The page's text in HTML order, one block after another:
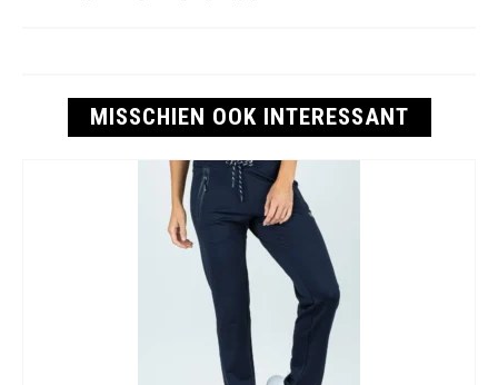
MISSCHIEN OOK INTERESSANT